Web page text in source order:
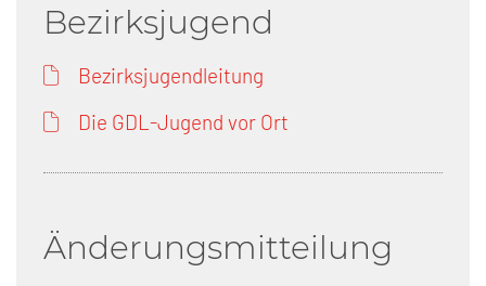
Bezirksjugend
Bezirksjugendleitung
Die GDL-Jugend vor Ort
Änderungsmitteilung